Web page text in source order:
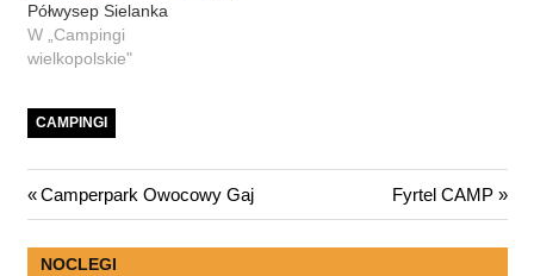
Półwysep Sielanka
W „Campingi
wielkopolskie"
CAMPINGI
Nawigacja
wpisu
Previous
Post:
Camperpark Owocowy Gaj
Next
Post:
Fyrtel CAMP
NOCLEGI